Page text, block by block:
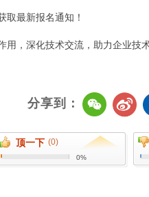
取最新报名通知！
用，深化技术交流，助力企业技
分享到：
顶一下 (0)
0%